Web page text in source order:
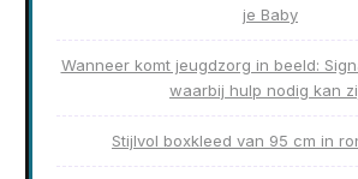
je Baby
Wanneer komt jeugdzorg in beeld:
waarbij hulp nodig kan
Stijlvol boxkleed van 95 cm in